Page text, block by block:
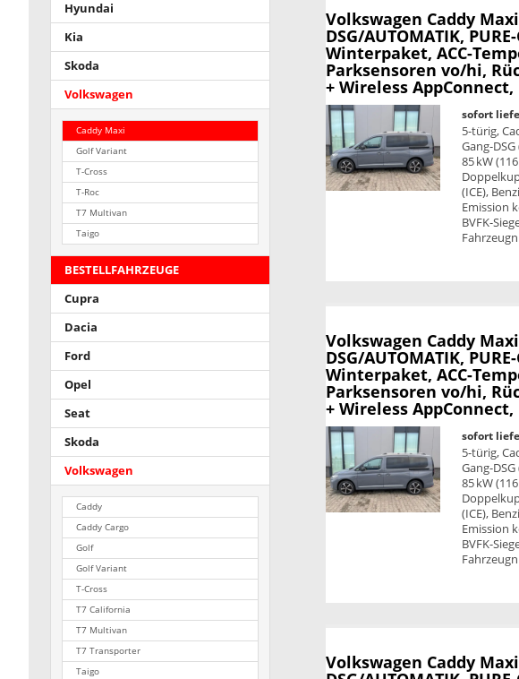
Volkswagen Caddy Maxi
DSG/AUTOMATIK,
Winterpaket, ACC-
Parksensoren vo/hi,
+ Wireless
sofort
5-türig,
Gang-
85 kW
(ICE),
Emission
BVFK-
Volkswagen Caddy Maxi
DSG/AUTOMATIK,
Winterpaket, ACC-
Parksensoren vo/hi,
+ Wireless
sofort
5-türig,
Gang-
85 kW
(ICE),
Emission
BVFK-
Volkswagen Caddy Maxi
Hyundai
Kia
Skoda
Volkswagen
Caddy Maxi
Golf Variant
T-Cross
T-Roc
T7 Multivan
Taigo
BESTELLFAHRZEUGE
Cupra
Dacia
Ford
Opel
Seat
Skoda
Volkswagen
Caddy
Caddy Cargo
Golf
Golf Variant
T-Cross
T7 California
T7 Multivan
T7 Transporter
Taigo